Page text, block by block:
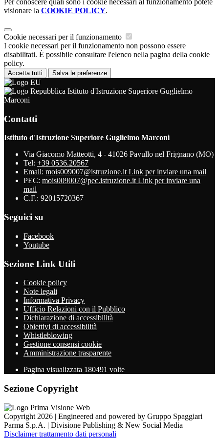
Per conoscere quali sono i cookie necessari al funzionamento potete
visionare la COOKIE POLICY.
Cookie necessari per il funzionamento
I cookie necessari per il funzionamento non possono essere
disabilitati. È possibile consultare l'elenco nella pagina della cookie
policy.
Accetta tutti Salva le preferenze
Istituto d'Istruzione Superiore Guglielmo
Marconi
Contatti
Istituto d'Istruzione Superiore Guglielmo Marconi
Via Giacomo Matteotti, 4 - 41026 Pavullo nel Frignano (MO)
Tel: +39 0536.20567
Email: mois009007@istruzione.it Link per inviare una mail
PEC: mois009007@pec.istruzione.it Link per inviare una
mail
C.F.: 92015720367
Seguici su
Facebook
Youtube
Sezione Link Utili
Cookie policy
Note legali
Informativa Privacy
Ufficio Relazioni con il Pubblico
Dichiarazione di accessibilità
Obiettivi di accessibilità
Whistleblowing
Gestione consensi cookie
Amministrazione trasparente
Pagina visualizzata 180491 volte
Sezione Copyright
Copyright 2026 | Engineered and powered by Gruppo Spaggiari
Parma S.p.A. | Divisione Publishing & New Social Media
Disclaimer trattamento dati personali